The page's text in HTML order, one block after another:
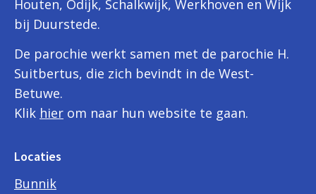
Houten, Odijk, Schalkwijk, Werkhoven en Wijk
bij Duurstede.
De parochie werkt samen met de parochie H.
Suitbertus, die zich bevindt in de West-
Betuwe.
Klik hier om naar hun website te gaan.
Locaties
Bunnik